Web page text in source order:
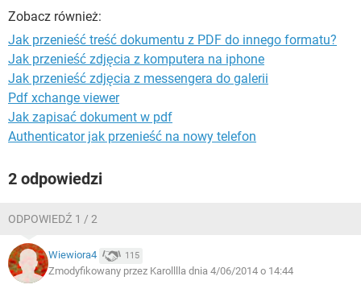
Zobacz również:
Jak przenieść treść dokumentu z PDF do innego formatu?
Jak przenieść zdjęcia z komputera na iphone
Jak przenieść zdjęcia z messengera do galerii
Pdf xchange viewer
Jak zapisać dokument w pdf
Authenticator jak przenieść na nowy telefon
2 odpowiedzi
ODPOWIEDŹ 1 / 2
Wiewiora4 115
Zmodyfikowany przez Karolllla dnia 4/06/2014 o 14:44